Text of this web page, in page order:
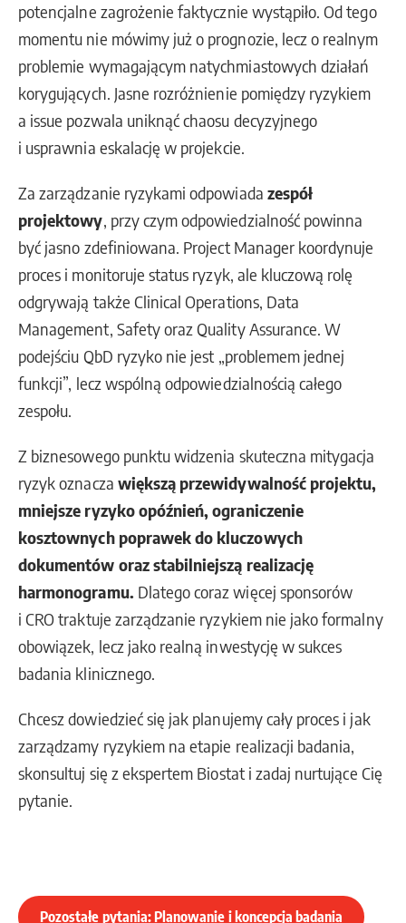
potencjalne zagrożenie faktycznie wystąpiło. Od tego
momentu nie mówimy już o prognozie, lecz o realnym
problemie wymagającym natychmiastowych działań
korygujących. Jasne rozróżnienie pomiędzy ryzykiem
a issue pozwala uniknąć chaosu decyzyjnego
i usprawnia eskalację w projekcie.
Za zarządzanie ryzykami odpowiada zespół
projektowy, przy czym odpowiedzialność powinna
być jasno zdefiniowana. Project Manager koordynuje
proces i monitoruje status ryzyk, ale kluczową rolę
odgrywają także Clinical Operations, Data
Management, Safety oraz Quality Assurance. W
podejściu QbD ryzyko nie jest „problemem jednej
funkcji”, lecz wspólną odpowiedzialnością całego
zespołu.
Z biznesowego punktu widzenia skuteczna mitygacja
ryzyk oznacza większą przewidywalność projektu,
mniejsze ryzyko opóźnień, ograniczenie
kosztownych poprawek do kluczowych
dokumentów oraz stabilniejszą realizację
harmonogramu. Dlatego coraz więcej sponsorów
i CRO traktuje zarządzanie ryzykiem nie jako formalny
obowiązek, lecz jako realną inwestycję w sukces
badania klinicznego.
Chcesz dowiedzieć się jak planujemy cały proces i jak
zarządzamy ryzykiem na etapie realizacji badania,
skonsultuj się z ekspertem Biostat i zadaj nurtujące Cię
pytanie.
Pozostałe pytania: Planowanie i koncepcja badania